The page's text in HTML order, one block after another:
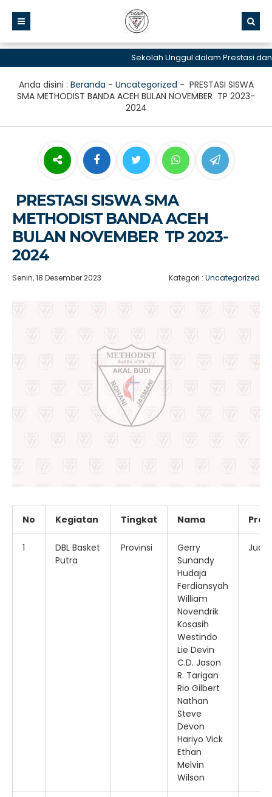
Sekolah Unggul dalam Prestasi dan
Anda disini : Beranda - Uncategorized - PRESTASI SISWA
SMA METHODIST BANDA ACEH BULAN NOVEMBER TP 2023-
2024
PRESTASI SISWA SMA
METHODIST BANDA ACEH
BULAN NOVEMBER TP 2023-
2024
Senin, 18 Desember 2023 Kategori : Uncategorized
No Kegiatan Tingkat Nama
1
DBL Basket
Putra
Provinsi
Gerry
Sunandy
Hudaja
Ferdiansyah
William
Novendrik
Kosasih
Westindo
Lie Devin
C.D. Jason
R. Tarigan
Rio Gilbert
Nathan
Steve
Devon
Hariyo Vick
Ethan
Melvin
Wilson